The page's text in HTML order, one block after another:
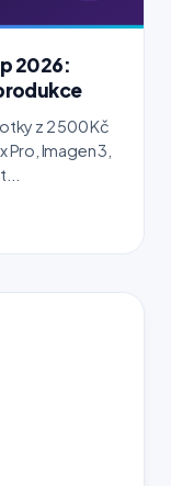
2026:
z 2 500 Kč
Pro, Imagen 3,